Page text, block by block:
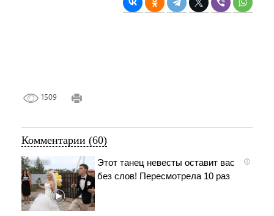
1509
Комментарии (60)
i
Этот танец невесты оставит вас
без слов! Пересмотрела 10 раз